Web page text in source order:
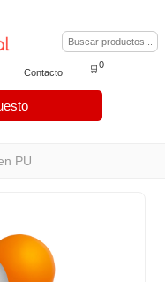
Contacto 🛒0
PU